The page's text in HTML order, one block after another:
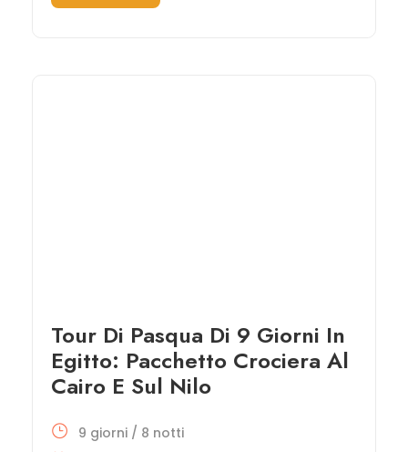
Tour Di Pasqua Di 9 Giorni In
Egitto: Pacchetto Crociera Al
Cairo E Sul Nilo
9 giorni / 8 notti